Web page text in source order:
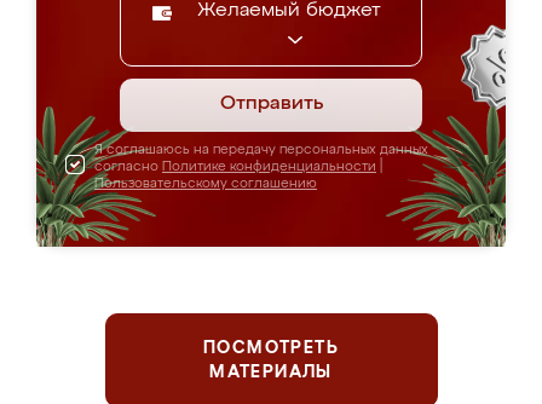
Желаемый бюджет
Отправить
Я соглашаюсь на передачу персональных данных
согласно Политике конфиденциальности
Пользовательскому соглашению
ПОСМОТРЕТЬ
МАТЕРИАЛЫ